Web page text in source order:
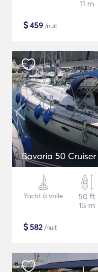
11 m
$459 /nuit
Bavaria 50 Cruiser
Yacht à voile
50 ft
15 m
$582/nuit